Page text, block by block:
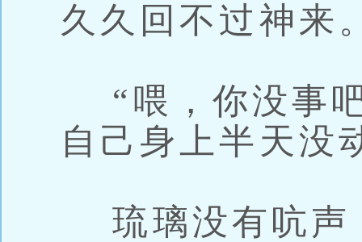
久久回不过神来
“喂，你没事
自己身上半天没
琉璃没有吭声